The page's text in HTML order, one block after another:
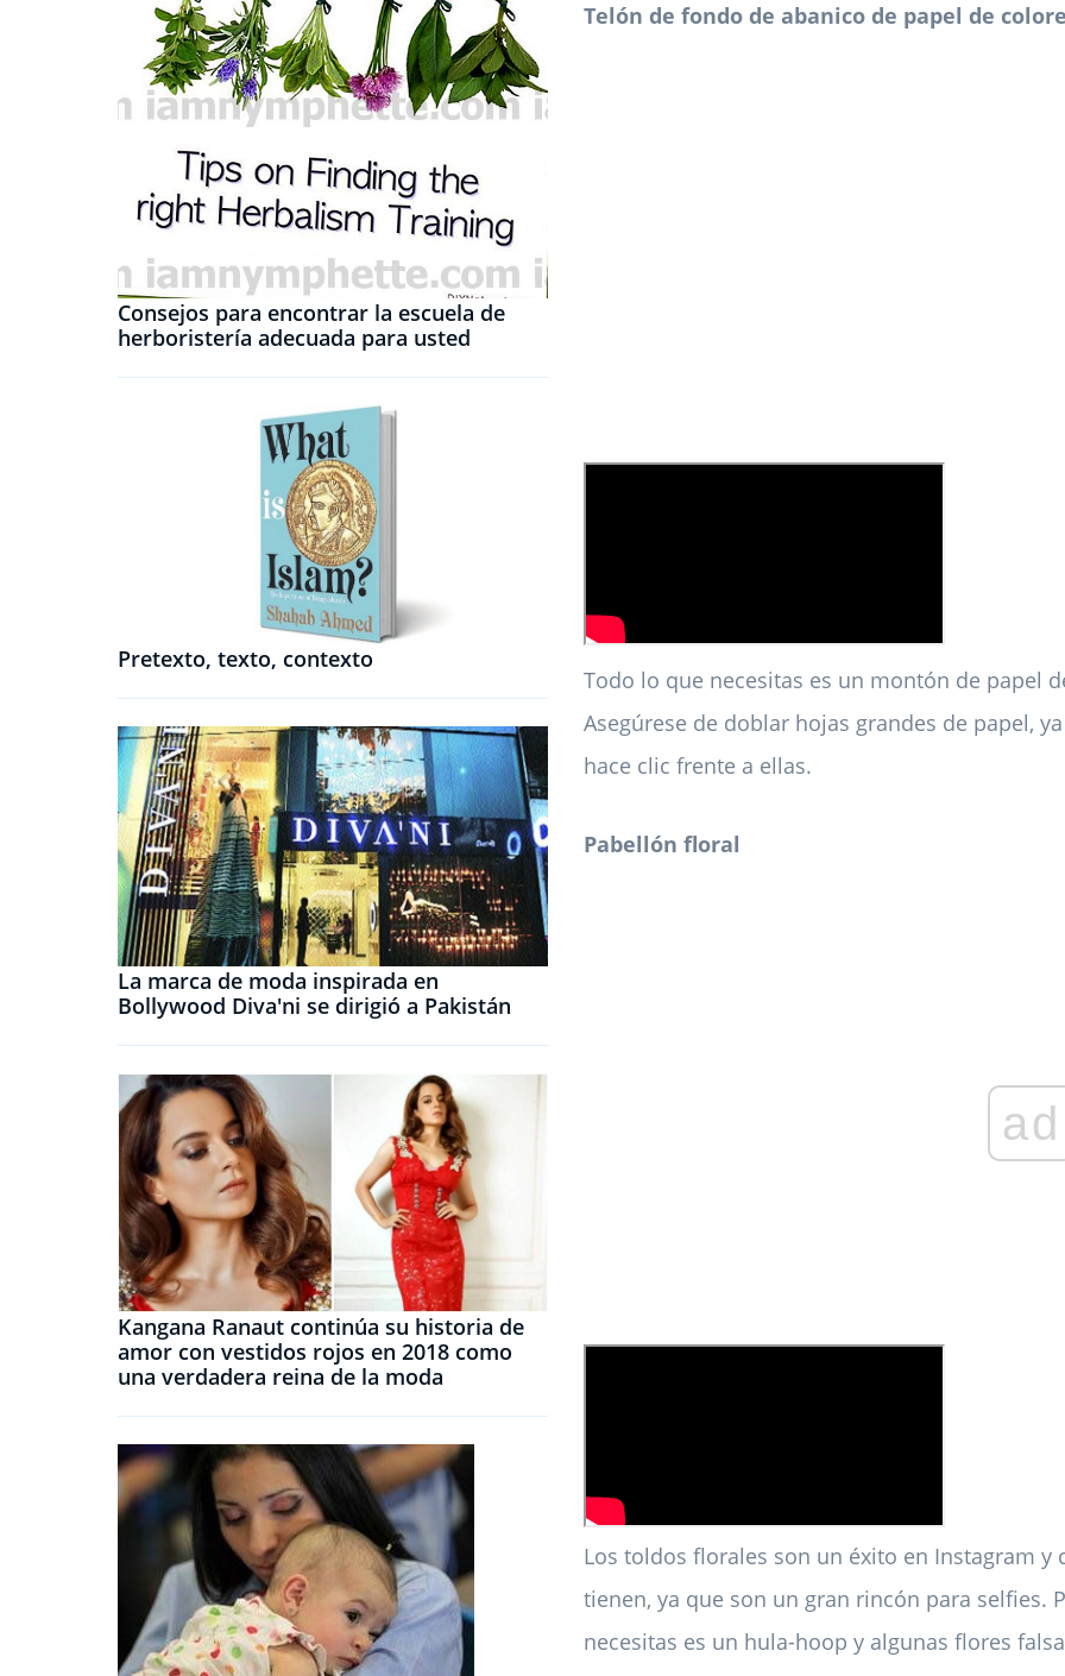
Consejos para encontrar la escuela de
herboristería adecuada para usted
Pretexto, texto, contexto
La marca de moda inspirada en
Bollywood Diva'ni se dirigió a Pakistán
Kangana Ranaut continúa su historia de
amor con vestidos rojos en 2018 como
una verdadera reina de la moda
Telón de fondo de abanico de papel de
Todo lo que necesitas es un montón de papel
Asegúrese de doblar hojas grandes de papel,
hace clic frente a ellas.
Pabellón floral
ad
Los toldos florales son un éxito en Instagram
tienen, ya que son un gran rincón para selfies.
necesitas es un hula-hoop y algunas flores